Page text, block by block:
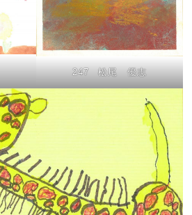
247 松尾 優志